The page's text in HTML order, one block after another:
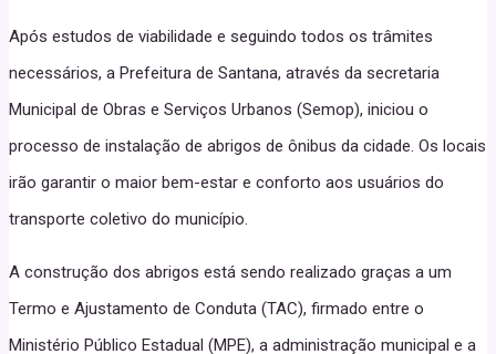
Após estudos de viabilidade e seguindo todos os trâmites
necessários, a Prefeitura de Santana, através da secretaria
Municipal de Obras e Serviços Urbanos (Semop), iniciou o
processo de instalação de abrigos de ônibus da cidade. Os locais
irão garantir o maior bem-estar e conforto aos usuários do
transporte coletivo do município.
A construção dos abrigos está sendo realizado graças a um
Termo e Ajustamento de Conduta (TAC), firmado entre o
Ministério Público Estadual (MPE), a administração municipal e a